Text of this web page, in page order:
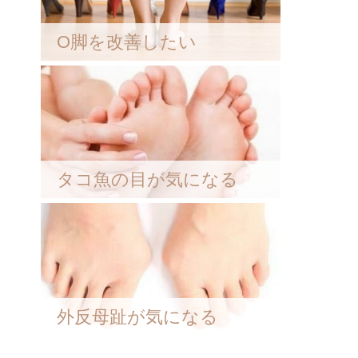
O脚を改善したい
タコ魚の目が気になる
外反母趾が気になる